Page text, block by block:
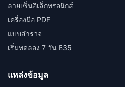
ลายเซ็นอิเล็กทรอนิกส์
เครื่องมือ PDF
แบบสำรวจ
เริ่มทดลอง 7 วัน ฿35
แหล่งข้อมูล